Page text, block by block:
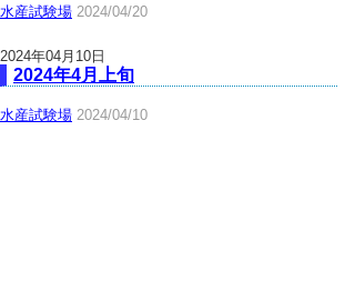
水産試験場 2024/04/20
2024年04月10日
2024年4月上旬
水産試験場 2024/04/10